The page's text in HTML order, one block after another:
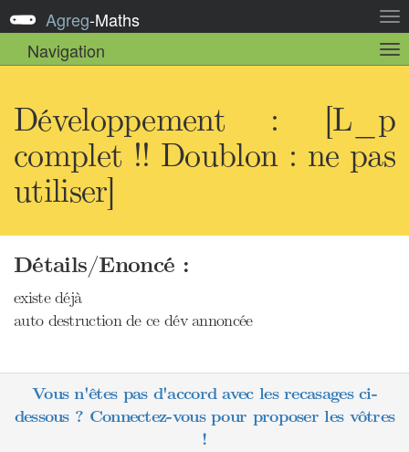
la
Agreg-Maths
Navigation
la
Développement : [L_p
complet !! Doublon : ne pas
utiliser]
Détails/Enoncé :
existe déjà
auto destruction de ce dév annoncée
Vous n'êtes pas d'accord avec les recasages ci-
dessous ? Connectez-vous pour proposer les vôtres
!